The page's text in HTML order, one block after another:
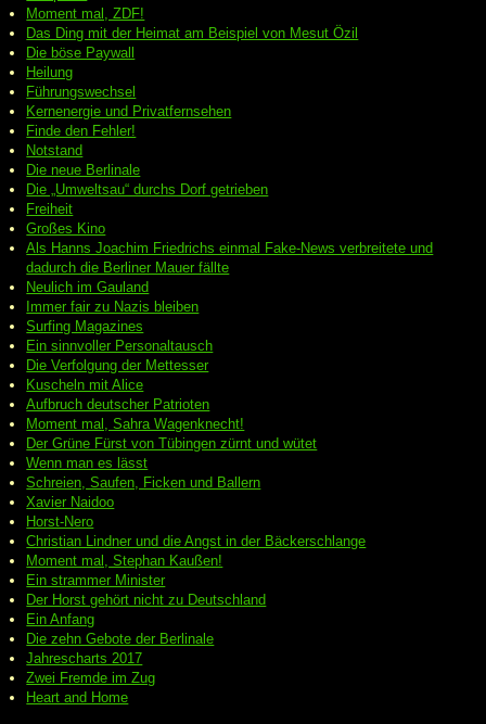
Moment mal, ZDF!
Das Ding mit der Heimat am Beispiel von Mesut Özil
Die böse Paywall
Heilung
Führungswechsel
Kernenergie und Privatfernsehen
Finde den Fehler!
Notstand
Die neue Berlinale
Die „Umweltsau“ durchs Dorf getrieben
Freiheit
Großes Kino
Als Hanns Joachim Friedrichs einmal Fake-News verbreitete und
dadurch die Berliner Mauer fällte
Neulich im Gauland
Immer fair zu Nazis bleiben
Surfing Magazines
Ein sinnvoller Personaltausch
Die Verfolgung der Mettesser
Kuscheln mit Alice
Aufbruch deutscher Patrioten
Moment mal, Sahra Wagenknecht!
Der Grüne Fürst von Tübingen zürnt und wütet
Wenn man es lässt
Schreien, Saufen, Ficken und Ballern
Xavier Naidoo
Horst-Nero
Christian Lindner und die Angst in der Bäckerschlange
Moment mal, Stephan Kaußen!
Ein strammer Minister
Der Horst gehört nicht zu Deutschland
Ein Anfang
Die zehn Gebote der Berlinale
Jahrescharts 2017
Zwei Fremde im Zug
Heart and Home